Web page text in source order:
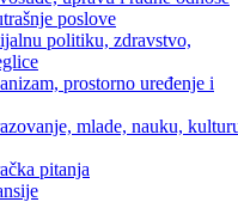
upravu i radne odnose
poslove
politiku, zdravstvo,
prostorno uređenje i
mlade, nauku,